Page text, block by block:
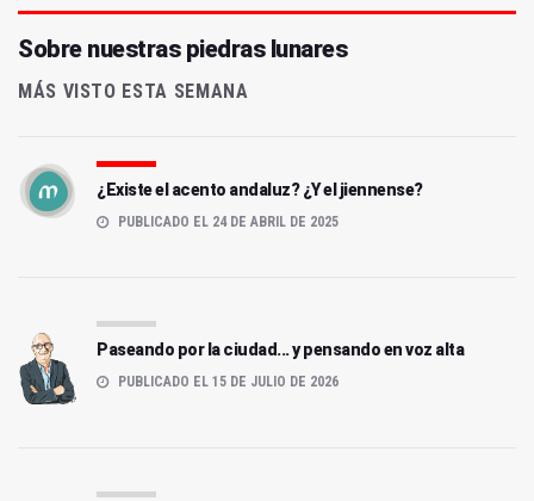
Sobre nuestras piedras lunares
MÁS VISTO ESTA SEMANA
¿Existe el acento andaluz? ¿Y el jiennense?
PUBLICADO EL 24 DE ABRIL DE 2025
Paseando por la ciudad... y pensando en voz alta
PUBLICADO EL 15 DE JULIO DE 2026